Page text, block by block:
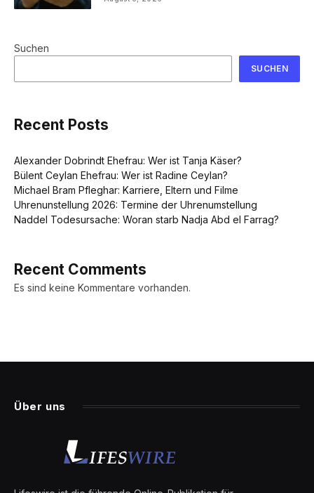
Suchen
SUCHEN
Recent Posts
Alexander Dobrindt Ehefrau: Wer ist Tanja Käser?
Bülent Ceylan Ehefrau: Wer ist Radine Ceylan?
Michael Bram Pfleghar: Karriere, Eltern und Filme
Uhrenunstellung 2026: Termine der Uhrenumstellung
Naddel Todesursache: Woran starb Nadja Abd el Farrag?
Recent Comments
Es sind keine Kommentare vorhanden.
Über uns